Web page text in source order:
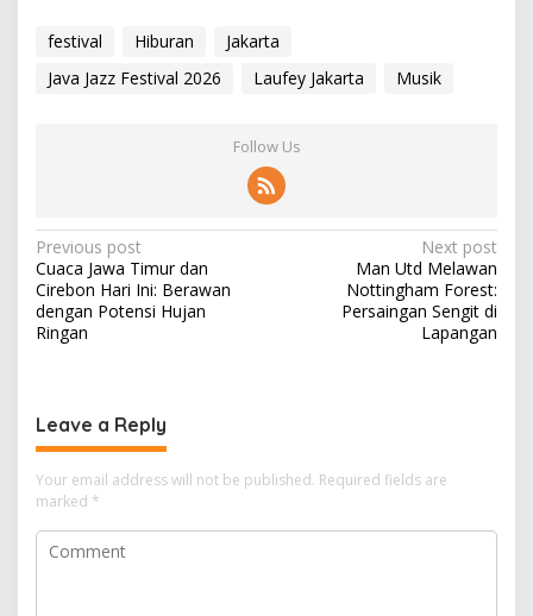
festival Hiburan
Jakarta
Java Jazz Festival 2026
Laufey Jakarta Musik
Follow Us
P
o
s
t
a
v
i
g
a
Previous post
Cuaca Jawa Timur dan
Cirebon Hari Ini: Berawan
dengan Potensi Hujan
Ringan
Next post
Man Utd Melawan
Nottingham Forest:
Persaingan Sengit di
Lapangan
Leave a Reply
Your email address will not be published. Required fields are
marked *